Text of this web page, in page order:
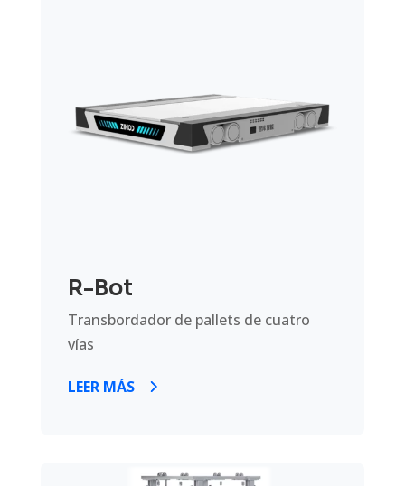
R-Bot
Transbordador de pallets de cuatro
vías
LEER MÁS